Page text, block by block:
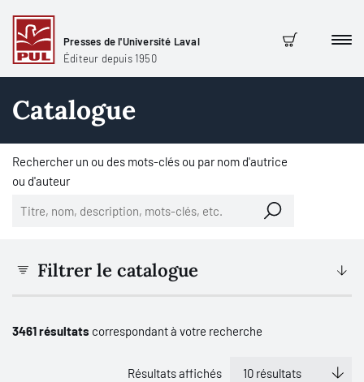
Presses de l'Université Laval
Éditeur depuis 1950
Panier
Catalogue
Rechercher un ou des mots-clés ou par nom d'autrice
ou d'auteur
Filtrer le catalogue
3461 résultats correspondant à votre recherche
Résultats affichés